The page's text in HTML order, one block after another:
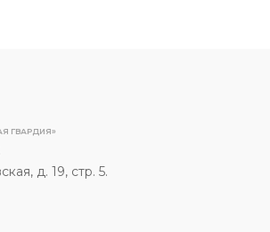
ГВАРДИЯ»
д. 19, стр. 5.